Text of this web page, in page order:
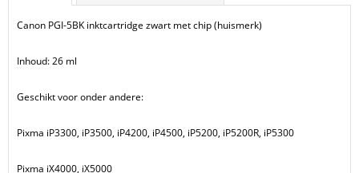
Canon PGI-5BK inktcartridge zwart met chip (huismerk)
Inhoud: 26 ml
Geschikt voor onder andere:
Pixma iP3300, iP3500, iP4200, iP4500, iP5200, iP5200R, iP5300
Pixma iX4000, iX5000